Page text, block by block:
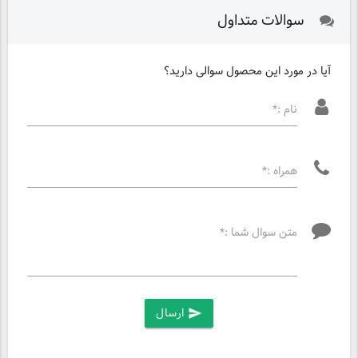
سوالات متداول
آیا در مورد این محصول سوالی دارید؟
نام :*
همراه :*
متن سوال شما :*
send